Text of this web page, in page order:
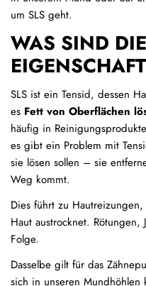
um SLS geht.
WAS SIND
SLS ist ein Tensid, dessen
es Fett von Oberflächen
häufig in
es gibt ein Problem mit
sie lösen sollen – sie
Weg kommt.
Dies führt zu
Haut austrocknet.
Folge.
Dasselbe gilt für das
sich in unseren Mundhöhlen